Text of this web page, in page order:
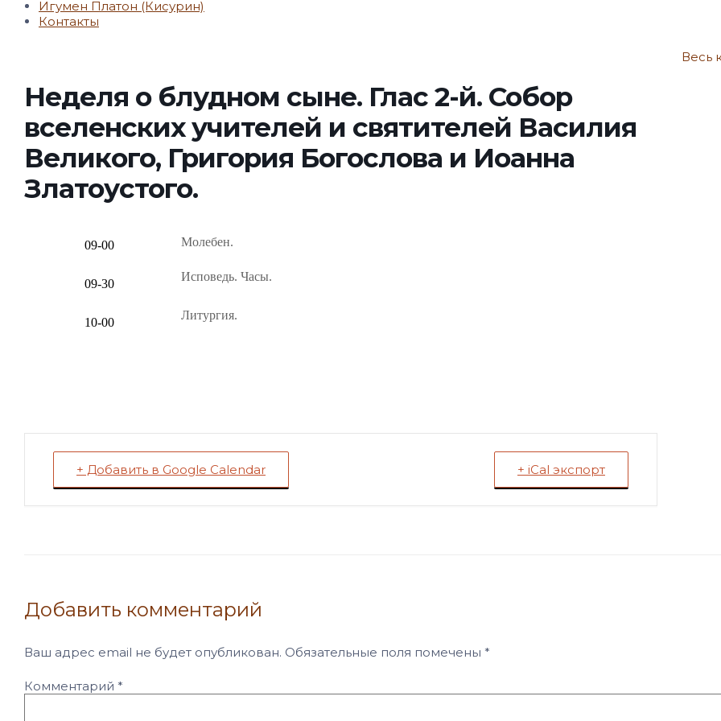
Игумен Платон (Кисурин)
Контакты
Неделя о блудном сыне. Глас 2-й. Собор
вселенских учителей и святителей Василия
Великого, Григория Богослова и Иоанна
Златоустого.
09-00
09-30
10-00
Молебен.
Исповедь. Часы.
Литургия.
+ Добавить в Google Calendar + iCal экспорт
Весь
Добавить комментарий
Ваш адрес email не будет опубликован. Обязательные поля помечены *
Комментарий *